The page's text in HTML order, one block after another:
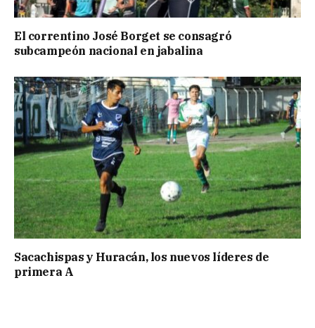
El correntino José Borget se consagró
subcampeón nacional en jabalina
Sacachispas y Huracán, los nuevos líderes de
primera A